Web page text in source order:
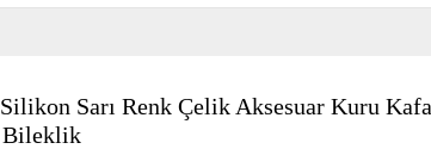
Sarı Renk Çelik Aksesuar Kuru
Bileklik